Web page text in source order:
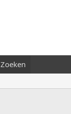
Zoeken